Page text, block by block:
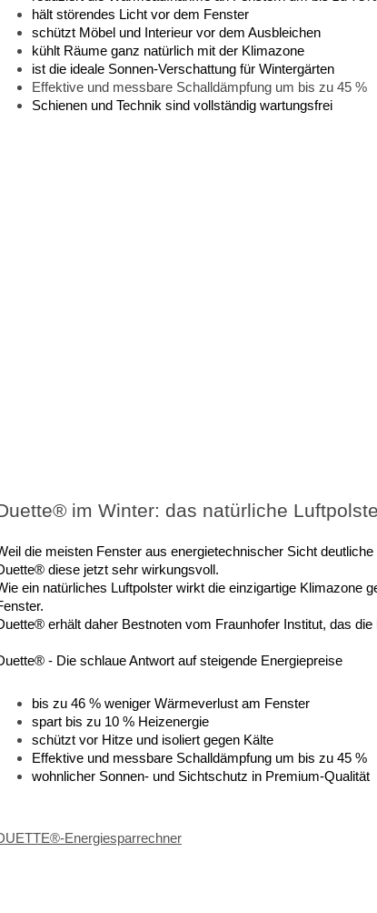
hält störendes Licht vor dem Fenster
schützt Möbel und Interieur vor dem Ausbleichen
kühlt Räume ganz natürlich mit der Klimazone
ist die ideale Sonnen-Verschattung für Wintergärten
Effektive und messbare Schalldämpfung um bis zu 45 %
Schienen und Technik sind vollständig wartungsfrei
im Winter: das natürliche
die meisten Fenster aus energietechnischer Sicht
diese jetzt sehr wirkungsvoll.
ein natürliches Luftpolster wirkt die einzigartige Klimazone
erhält daher Bestnoten vom Fraunhofer Institut, das
- Die schlaue Antwort auf steigende Energiepreise
bis zu 46 % weniger Wärmeverlust am Fenster
spart bis zu 10 % Heizenergie
schützt vor Hitze und isoliert gegen Kälte
Effektive und messbare Schalldämpfung um bis zu 45 %
wohnlicher Sonnen- und Sichtschutz in Premium-Qualität
Energiesparrechner